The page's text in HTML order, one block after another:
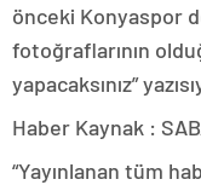
önceki Konyaspor
fotoğraflarının
yapacaksınız”
Haber Kaynak :
“Yayınlanan tüm